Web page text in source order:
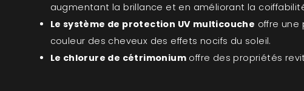
augmentant la brillance et en améliorant la
Le système de protection UV multicouche offre une
couleur des cheveux des effets nocifs du soleil.
Le chlorure de cétrimonium offre des propriétés